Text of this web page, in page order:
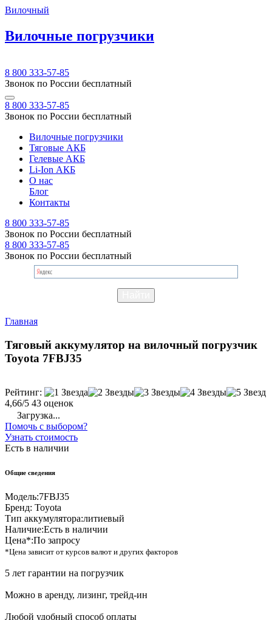
Вилочный
Вилочные погрузчики
8 800 333-57-85
Звонок по России бесплатный
8 800 333-57-85
Звонок по России бесплатный
Вилочные погрузчики
Тяговые АКБ
Гелевые АКБ
Li-Ion АКБ
О нас
Блог
Контакты
8 800 333-57-85
Звонок по России бесплатный
8 800 333-57-85
Звонок по России бесплатный
Главная
Тяговый аккумулятор на вилочный погрузчик
Toyota 7FBJ35
Рейтинг:
4,66/5 43 оценок
Загрузка...
Помочь с выбором?
Узнать стоимость
Есть в наличии
Общие сведения
Модель:7FBJ35
Бренд: Toyota
Тип аккумулятора:литиевый
Наличие:Есть в наличии
Цена*:По запросу
*Цена зависит от курсов валют и других факторов
5 лет гарантии на погрузчик
Можно в аренду, лизинг, трейд-ин
Любой удобный способ оплаты